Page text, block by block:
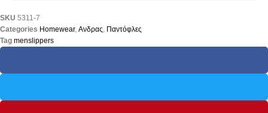
SKU 5311-7
Categories Homewear, Ανδρας, Παντόφλες
Tag menslippers